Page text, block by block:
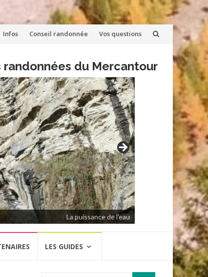
Infos Conseil randonnée Vos questions
randonnées du Mercantour
La puissance de l'eau
LES GUIDES